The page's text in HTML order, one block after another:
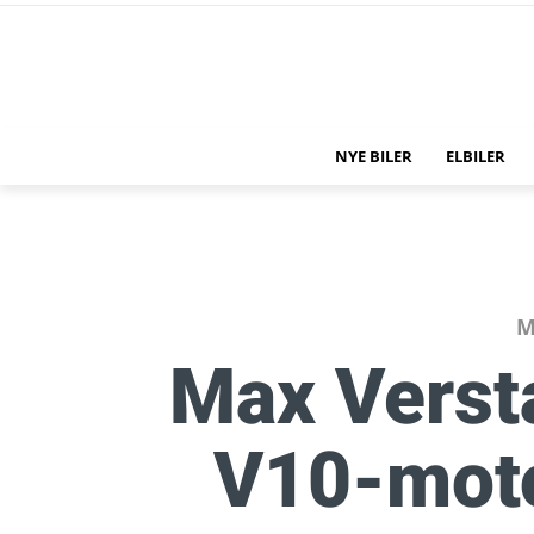
NYE BILER ELBILER
Max
V10-